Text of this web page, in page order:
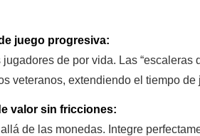
juego progresiva:
jugadores de por vida. Las
veteranos, extendiendo el tiempo
valor sin fricciones:
de las monedas. Integre